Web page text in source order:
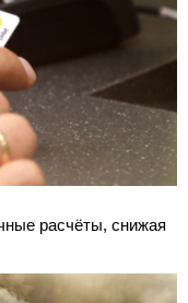
расчёты, снижая